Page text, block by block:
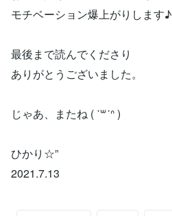
モチベーション爆上がりします♪
最後まで読んでくださり
ありがとうございました。
じゃあ、またね ( ˙꒳​˙ᐢ )
ひかり☆”
2021.7.13